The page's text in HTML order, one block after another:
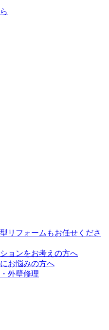
リフォームもお任せくださ
ョンをお考えの方へ
お悩みの方へ
外壁修理